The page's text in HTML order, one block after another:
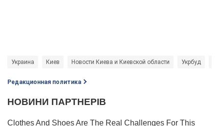
Украина Киев Новости Киева и Киевской области Укрбуд
Редакционная политика